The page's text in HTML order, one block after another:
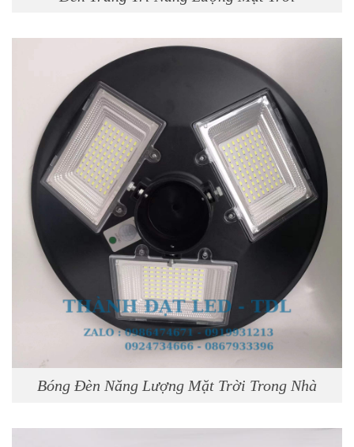
Bóng Đèn Năng Lượng Mặt Trời Trong Nhà